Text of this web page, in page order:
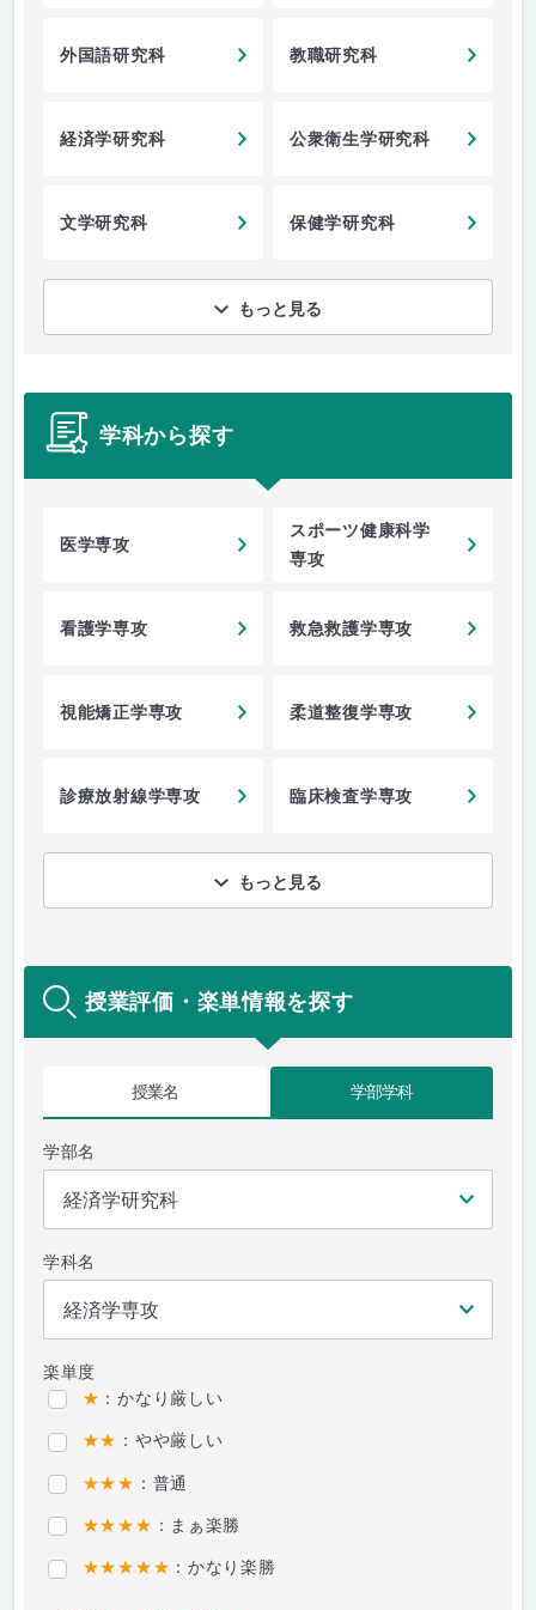
外国語研究科 教職研究科
経済学研究科 公衆衛生学研究科
文学研究科 保健学研究科
もっと見る
学科から探す
医学専攻
スポーツ健康科学
専攻
看護学専攻 救急救護学専攻
視能矯正学専攻 柔道整復学専攻
診療放射線学専攻 臨床検査学専攻
もっと見る
授業評価・楽単情報を探す
授業名 学部学科
学部名
学科名
楽単度
★ ：かなり厳しい
★★ ：やや厳しい
★★★ ：普通
★★★★ ：まぁ楽勝
★★★★★ ：かなり楽勝